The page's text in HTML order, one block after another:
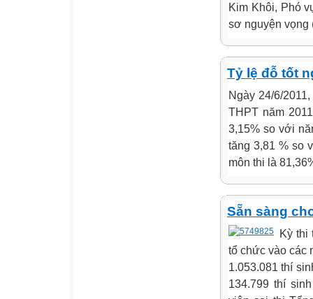
Kim Khôi, Phó
sơ nguyện vọng
Tỷ lệ đỗ tốt
Ngày 24/6/
THPT năm
3,15% so với
tăng 3,81 % so
môn thi là
Sẵn sàng
Kỳ thi
tổ chức vào các
1.053.081 thí
134.799 thí